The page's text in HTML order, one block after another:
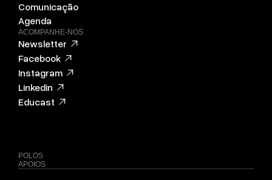
Comunicação
Agenda
ACOMPANHE-NOS
Newsletter
Facebook
Instagram
Linkedin
Educast
POLOS
APOIOS